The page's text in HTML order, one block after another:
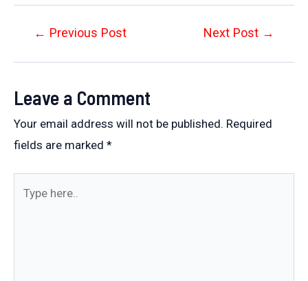
Post← Previous Post Next Post →
Leave a Comment
Your email address will not be published. Required
fields are marked *